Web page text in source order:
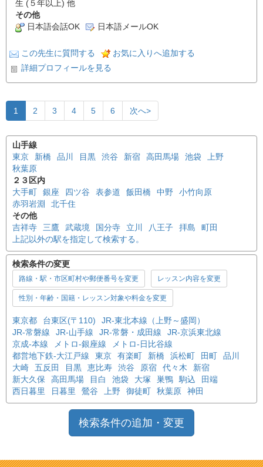
生 (５年以上) 他
その他
日本語会話OK
日本語メールOK
この先生に質問する
お気に入りへ追加する
詳細プロフィールを見る
1 2 3 4 5 6 次へ>
山手線
東京
新橋 品川 目黒 渋谷 新宿 高田馬場 池袋
上野
秋葉原
２３区内
大手町
銀座 四ツ谷 表参道 飯田橋 中野
小竹向原
赤羽岩淵
北千住
その他
吉祥寺
三鷹 武蔵境 国分寺 立川 八王子 拝島
町田
上記以外の駅を指定して検索する。
検索条件の変更
路線・駅・市区町村や郵便番号を変更 レッスン内容を変更
性別・年齢・国籍・レッスン対象や料金を変更
東京都 台東区(〒110)
JR-東北本線（上野～盛岡）
JR-常磐線
JR-山手線 JR-常磐・成田線
JR-京浜東北線
京成-本線
メトロ-銀座線
メトロ-日比谷線
都営地下鉄-大江戸線
東京 有楽町 新橋 浜松町 田町
品川
大崎
五反田 目黒 恵比寿 渋谷 原宿 代々木
新宿
新大久保
高田馬場 目白 池袋 大塚 巣鴨 駒込
田端
西日暮里
日暮里 鶯谷 上野 御徒町 秋葉原 神田
検索条件の追加・変更